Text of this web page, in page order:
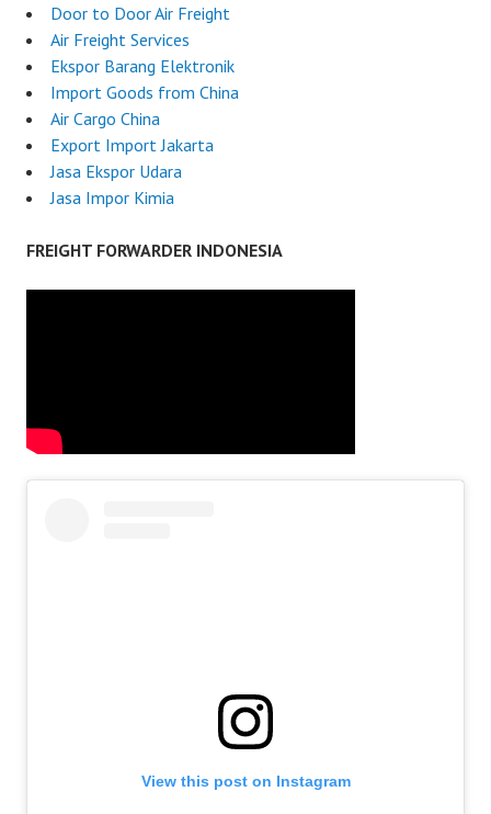
Door to Door Air Freight
Air Freight Services
Ekspor Barang Elektronik
Import Goods from China
Air Cargo China
Export Import Jakarta
Jasa Ekspor Udara
Jasa Impor Kimia
FREIGHT FORWARDER INDONESIA
View this post on Instagram